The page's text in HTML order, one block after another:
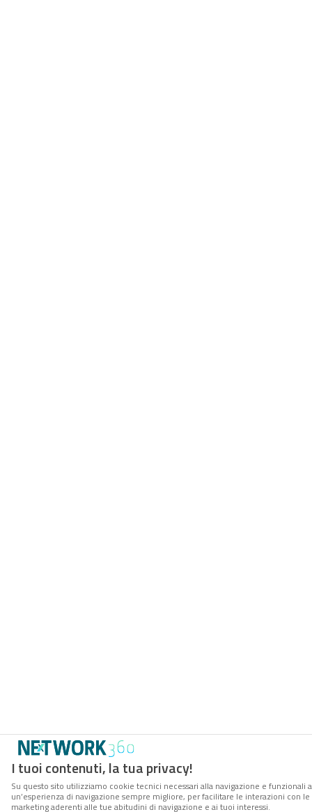
I tuoi contenuti, la tua privacy!
Su questo sito utilizziamo cookie tecnici necessari alla navigazione e
un’esperienza di navigazione sempre migliore, per facilitare le interazioni con
marketing aderenti alle tue abitudini di navigazione e ai tuoi interessi.